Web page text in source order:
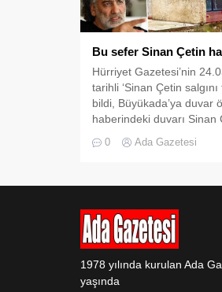
Bu sefer Sinan Çetin
Hürriyet Gazetesi’nin
tarihli ‘Sinan Çetin salgını
bildi, Büyükada’ya duvar
haberindeki duvarı Sinan
örmediği ortaya çıktı!
komşusu örmüş
duvarı Sinan Çetin’in değil
komşusu olan ve
bakanların...
0 Ada Gazetesi
1978 yılında kurulan Ada
yaşında